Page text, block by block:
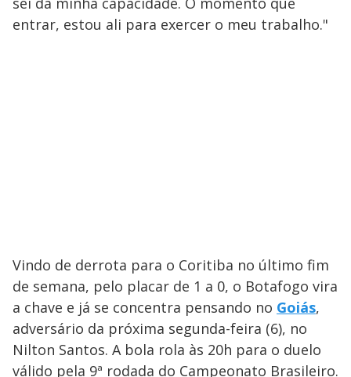
entrar, estou ali para exercer o meu trabalho."
Vindo de derrota para o Coritiba no último fim
de semana, pelo placar de 1 a 0, o Botafogo vira
a chave e já se concentra pensando no Goiás,
adversário da próxima segunda-feira (6), no
Nilton Santos. A bola rola às 20h para o duelo
válido pela 9ª rodada do Campeonato Brasileiro.